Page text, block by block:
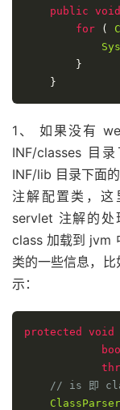
public void
for
(
}
}
1、 如果没有
INF/classes 目
INF/lib 目录下面
注解配置类，
servlet 注解的
class 加载到 jvm
类的一些信息，
示：
protected void
// is 即
ClassParser